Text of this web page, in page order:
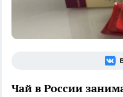
Чай в России